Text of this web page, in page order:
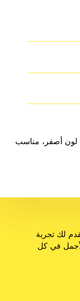
من ديلي، مجموعة 6 قطع، لون أصفر، مناسب
لك تجربة
في كل